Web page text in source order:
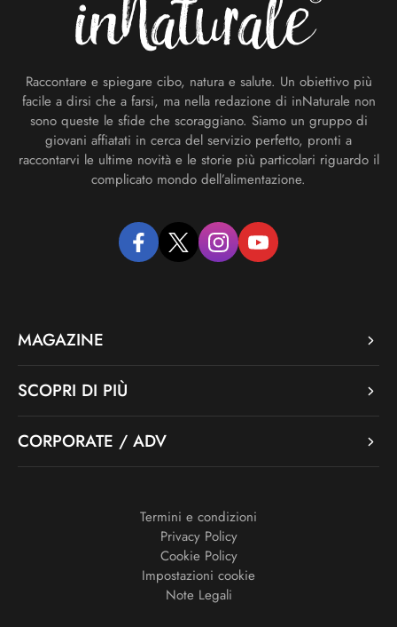
Raccontare e spiegare cibo, natura e salute. Un obiettivo più
facile a dirsi che a farsi, ma nella redazione di inNaturale non
sono queste le sfide che scoraggiano. Siamo un gruppo di
giovani affiatati in cerca del servizio perfetto, pronti a
raccontarvi le ultime novità e le storie più particolari riguardo il
complicato mondo dell’alimentazione.
facebooktwitter instagramyoutube
MAGAZINE
SCOPRI DI PIÙ
CORPORATE / ADV
Termini e condizioni
Privacy Policy
Cookie Policy
Impostazioni cookie
Note Legali